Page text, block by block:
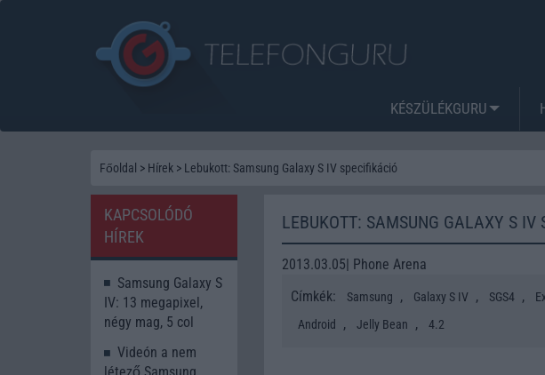
KÉSZÜLÉKGURU
Főoldal > Hírek > Lebukott: Samsung Galaxy S IV specifikáció
LEBUKOTT: SAMSUNG GALAXY S IV
2013.03.05| Phone Arena
Címkék:
Samsung , Galaxy S IV , SGS4 ,
Android , Jelly Bean , 4.2
KAPCSOLÓDÓ
HÍREK
Samsung Galaxy S
IV: 13 megapixel,
négy mag, 5 col
Videón a nem